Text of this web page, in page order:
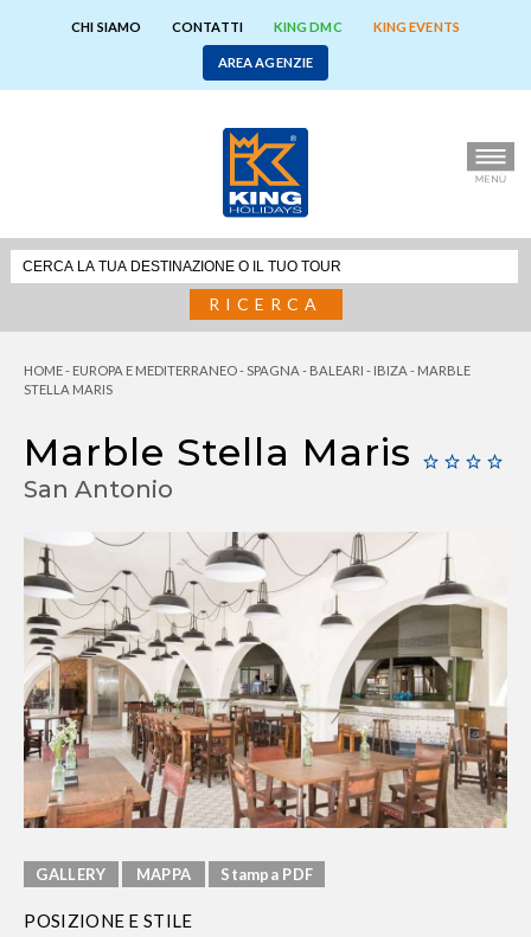
CHI SIAMO CONTATTI KING DMC KING EVENTS
AREA AGENZIE
RICERCA
HOME- EUROPA E MEDITERRANEO- SPAGNA - BALEARI - IBIZA - MARBLE
STELLA MARIS
Marble Stella Maris
San Antonio
GALLERY MAPPA Stampa PDF
POSIZIONE E STILE